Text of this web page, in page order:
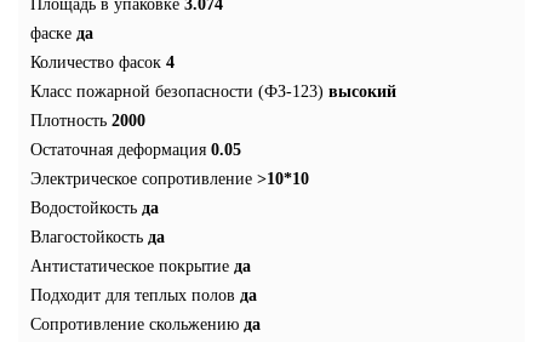
Площадь в упаковке 3.074
фаске да
Количество фасок 4
Класс пожарной безопасности (ФЗ-123) высокий
Плотность 2000
Остаточная деформация 0.05
Электрическое сопротивление >10*10
Водостойкость да
Влагостойкость да
Антистатическое покрытие да
Подходит для теплых полов да
Сопротивление скольжению да